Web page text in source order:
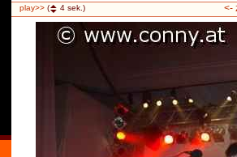
play>> ( 4 sek.) <-